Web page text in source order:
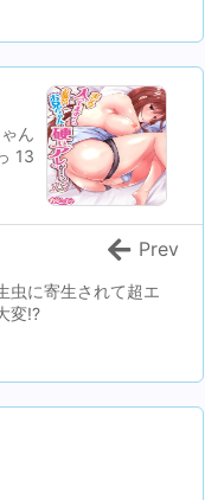
ん
13
虫に寄生されて超エ
変!?
Prev